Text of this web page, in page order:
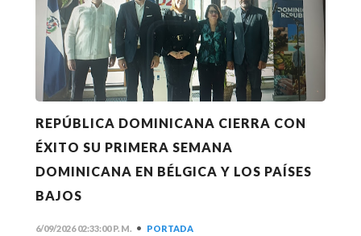
REPÚBLICA DOMINICANA CIERRA CON
ÉXITO SU PRIMERA SEMANA
DOMINICANA EN BÉLGICA Y LOS PAÍSES
BAJOS
6/09/2026 02:33:00 P. M. • PORTADA